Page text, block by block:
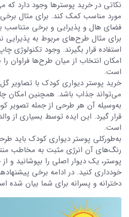
نکاتی در خرید پوسترها وجود دارد که
مورد مناسب کمک کند. برای مثال برخی
فضای هال و پذیرایی و برخی متناسب
برای مثال طرح‌های مربوط به پذیرایی
استفاده قرار بگیرند. وجود تکنولوژی
امکان انتخاب از میان طرح‌ها فراوان
است.
خرید پوستر دیواری کودک با تصاویر
می‌تواند جذاب باشد. همچنین امکان
به‌وسیله آن هر طرحی از جمله تصویر
قرار گیرد. این ایده توسط بسیاری از
است.
به‌طورکلی پوستر دیواری کودک باید
رنگ‌های آن انرژی مثبت به مخاطب
پوستر، یک دیوار اصلی را بپوشانید و
خودداری کنید. در ادامه برخی
دخترانه و پسرانه برای شما بیان شده